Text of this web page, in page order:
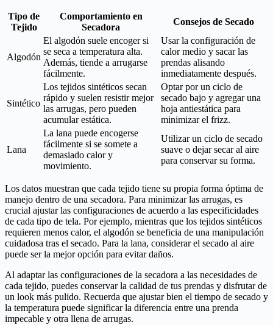
Tipo de
Tejido
Comportamiento en
Secadora
Consejos de Secado
Algodón
El algodón suele encoger si
se seca a temperatura alta.
Además, tiende a arrugarse
fácilmente.
Usar la configuración de
calor medio y sacar las
prendas alisando
inmediatamente después.
Sintético
Los tejidos sintéticos secan
rápido y suelen resistir mejor
las arrugas, pero pueden
acumular estática.
Optar por un ciclo de
secado bajo y agregar una
hoja antiestática para
minimizar el frizz.
Lana
La lana puede encogerse
fácilmente si se somete a
demasiado calor y
movimiento.
Utilizar un ciclo de secado
suave o dejar secar al aire
para conservar su forma.
Los datos muestran que cada tejido tiene su propia forma óptima de
manejo dentro de una secadora. Para minimizar las arrugas, es
crucial ajustar las configuraciones de acuerdo a las especificidades
de cada tipo de tela. Por ejemplo, mientras que los tejidos sintéticos
requieren menos calor, el algodón se beneficia de una manipulación
cuidadosa tras el secado. Para la lana, considerar el secado al aire
puede ser la mejor opción para evitar daños.
Al adaptar las configuraciones de la secadora a las necesidades de
cada tejido, puedes conservar la calidad de tus prendas y disfrutar de
un look más pulido. Recuerda que ajustar bien el tiempo de secado y
la temperatura puede significar la diferencia entre una prenda
impecable y otra llena de arrugas.